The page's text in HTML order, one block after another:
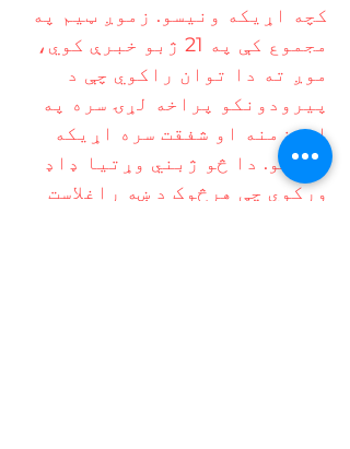
کچه اړیکه ونیسو. زموږ ټیم په
مجموع کې په 21 ژبو خبرې کوي،
موږ ته دا توان راکوي چې د
پیرودونکو پراخه لړۍ سره په
اغیزمنه او شفقت سره اړیکه
ونیسو. دا څو ژبني وړتیا ډاډ
ورکوي چې هرڅوک د ښه راغلاست